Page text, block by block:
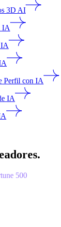
3D AI
IA
IA
Perfil con IA
IA
500